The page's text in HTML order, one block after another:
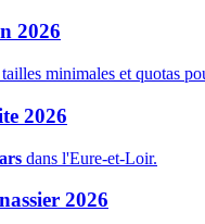
2026
minimales et quotas
2026
dans l'Eure-et-Loir.
2026